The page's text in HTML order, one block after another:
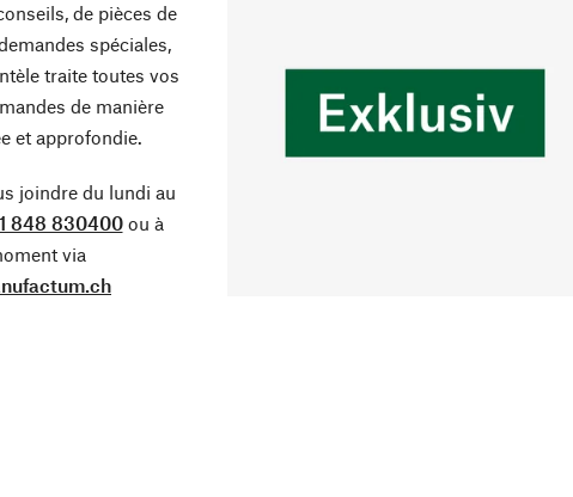
de pièces de
spéciales,
traite toutes vos
de manière
et approfondie.
joindre du lundi au
848 830400ou à
via